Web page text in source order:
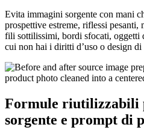
Evita immagini sorgente con mani
prospettive estreme, riflessi pesanti,
fili sottilissimi, bordi sfocati, oggetti
cui non hai i diritti d’uso o design
Formule riutilizzabili
sorgente e prompt di